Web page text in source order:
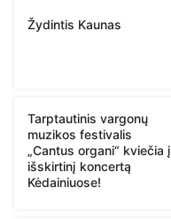
Žydintis Kaunas
Tarptautinis vargonų
muzikos festivalis
„Cantus organi“ kviečia į
išskirtinį koncertą
Kėdainiuose!